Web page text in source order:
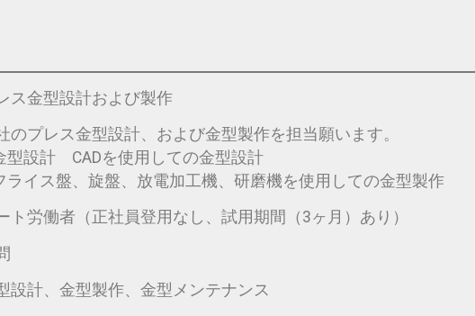
ス金型設計および製作
のプレス金型設計、および金型製作を担当願います。
CADを使用しての金型設計
、旋盤、放電加工機、研磨機を使用しての金型製作
ト労働者（正社員登用なし、試用期間（3ヶ月）あり）
設計、金型製作、金型メンテナンス